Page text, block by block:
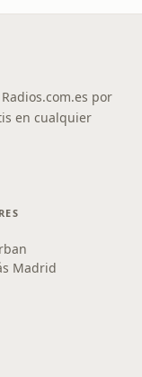
por
en cualquier
Madrid